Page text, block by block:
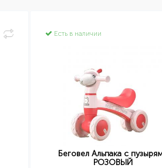
Есть в наличии
Беговел Альпака с
РОЗОВЫЙ